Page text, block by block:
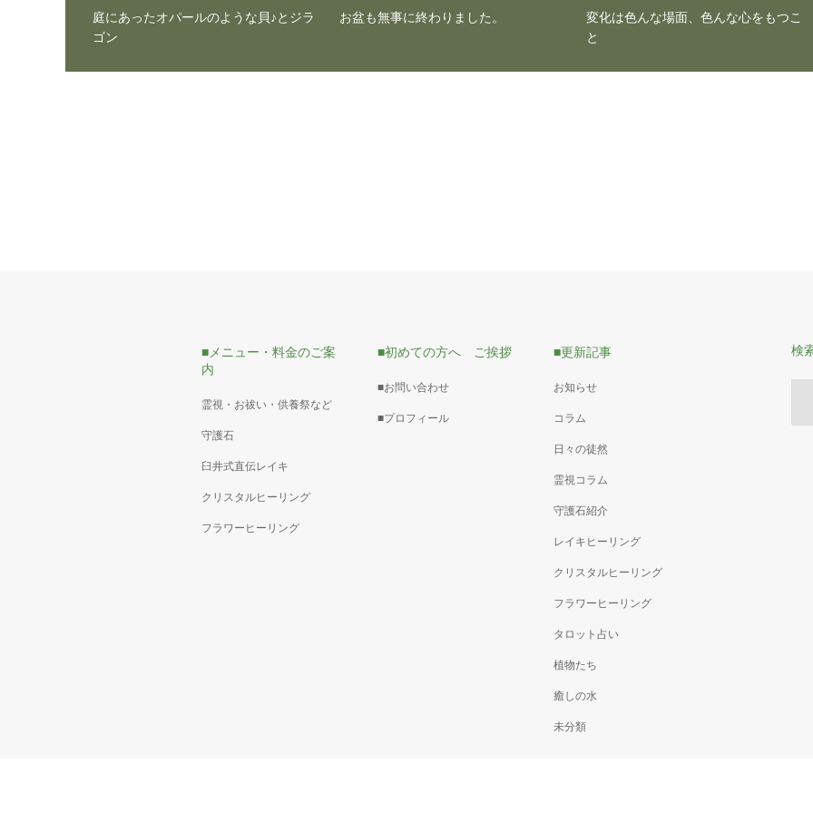
庭にあったオパールのような貝♪とジラ
ゴン
お盆も無事に終わりました。
変化は色んな場面、色んな心をもつこ
と
■メニュー・料金のご案
内
霊視・お祓い・供養祭など
守護石
臼井式直伝レイキ
クリスタルヒーリング
フラワーヒーリング
■初めての方へ ご挨拶
■お問い合わせ
■プロフィール
■更新記事
お知らせ
コラム
日々の徒然
霊視コラム
守護石紹介
レイキヒーリング
クリスタルヒーリング
フラワーヒーリング
タロット占い
植物たち
癒しの水
未分類
検